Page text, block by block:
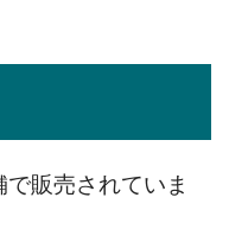
販売されていま